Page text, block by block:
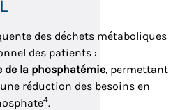
des déchets métaboliques
des patients :
de la phosphatémie, permettant
réduction des besoins en
4.